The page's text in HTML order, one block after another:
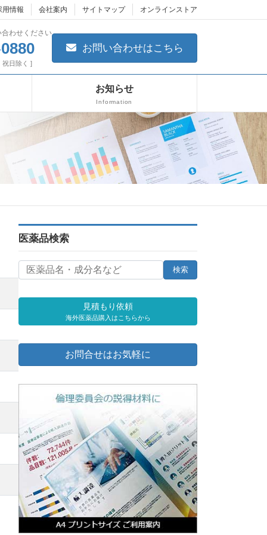
用情報 会社案内 サイトマップ オンラインストア
わせください
祝日除く ]
お問い合わせはこちら
お知らせ
Information
医薬品検索
見積もり依頼
海外医薬品購入はこちらから
お問合せはお気軽に